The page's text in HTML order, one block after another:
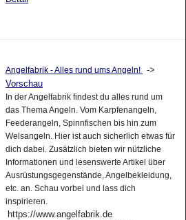
Angelfabrik - Alles rund ums Angeln!
->
Vorschau
In der Angelfabrik findest du alles rund um
das Thema Angeln. Vom Karpfenangeln,
Feederangeln, Spinnfischen bis hin zum
Welsangeln. Hier ist auch sicherlich etwas für
dich dabei. Zusätzlich bieten wir nützliche
Informationen und lesenswerte Artikel über
Ausrüstungsgegenstände, Angelbekleidung,
etc. an. Schau vorbei und lass dich
inspirieren.
https://www.angelfabrik.de